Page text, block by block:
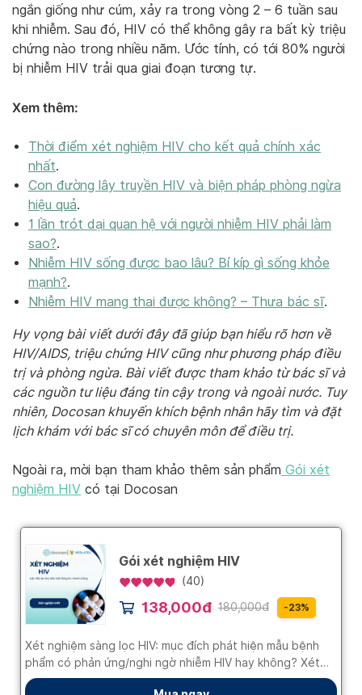
ngắn giống như cúm, xảy ra trong vòng 2 – 6 tuần sau
khi nhiễm. Sau đó, HIV có thể không gây ra bất kỳ triệu
chứng nào trong nhiều năm. Ước tính, có tới 80% người
bị nhiễm HIV trải qua giai đoạn tương tự.
Xem thêm:
Thời điểm xét nghiệm HIV cho kết quả chính xác
nhất.
Con đường lây truyền HIV và biện pháp phòng ngừa
hiệu quả.
1 lần trót dại quan hệ với người nhiễm HIV phải làm
sao?.
Nhiễm HIV sống được bao lâu? Bí kíp gì sống khỏe
mạnh?.
Nhiễm HIV mang thai được không? – Thưa bác sĩ.
Hy vọng bài viết dưới đây đã giúp bạn hiểu rõ hơn về
HIV/AIDS, triệu chứng HIV cũng như phương pháp điều
trị và phòng ngừa. Bài viết được tham khảo từ bác sĩ và
các nguồn tư liệu đáng tin cậy trong và ngoài nước. Tuy
nhiên, Docosan khuyến khích bệnh nhân hãy tìm và đặt
lịch khám với bác sĩ có chuyên môn để điều trị.
Ngoài ra, mời bạn tham khảo thêm sản phẩm Gói xét
nghiệm HIV có tại Docosan